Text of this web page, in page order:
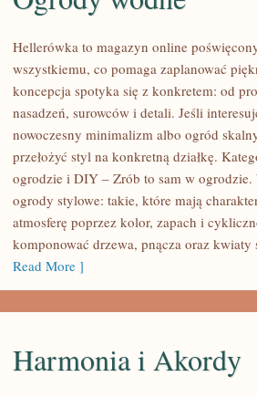
OGRODY
WODNE
Hellerówka to magazyn online
wszystkiemu, co pomaga zaplanować
koncepcja spotyka się z konkretem: od
nasadzeń, surowców i detali. Jeśli
nowoczesny minimalizm albo ogród
przełożyć styl na konkretną działkę.
ogrodzie i DIY – Zrób to sam w ogrodzie.
ogrody stylowe: takie, które mają
atmosferę poprzez kolor, zapach i
komponować drzewa, pnącza oraz kwiaty
Read More ]
Harmonia i Akordy